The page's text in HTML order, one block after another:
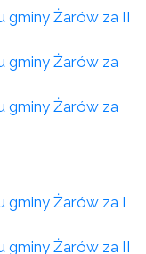
gminy Żarów za II
gminy Żarów za
gminy Żarów za
gminy Żarów za I
gminy Żarów za II